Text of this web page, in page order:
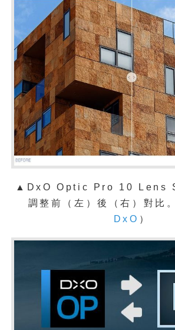
▲ DxO Optic Pro 10 Lens
調整前（左）後（右）對比
DxO ）